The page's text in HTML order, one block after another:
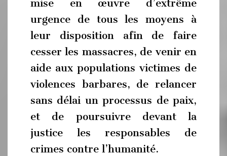
mise en œuvre d’extrême
urgence de tous les moyens à
leur disposition afin de faire
cesser les massacres, de venir en
aide aux populations victimes de
violences barbares, de relancer
sans délai un processus de paix,
et de poursuivre devant la
justice les responsables de
crimes contre l’humanité.